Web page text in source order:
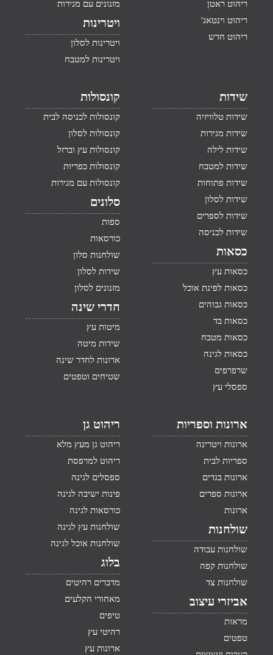
ריהוט ראטן
ריהוט וינטאג'
ריהוט חדש
מזנונים עם מגירות
ויטרינות
ויטרינות לסלון
ויטרינות למטבח
שידות
שידות טלוויזיה
שידות מגירות
שידות לילה
שידות למטבח
שידות פתוחות
שידות לסלון
שידות לספרים
שידות לכניסה
כסאות
כסאות עץ
כסאות לפינת אוכל
כסאות גבוהים
כסאות בד
כסאות מטבח
כסאות לגינה
שרפרפים
ספסלי עץ
קונסולות
קונסולות לכניסה לבית
קונסולות לסלון
קונסולות עץ וברזל
קונסולות כפריות
קונסולות עם מגירות
סלונים
ספות
כורסאות
שולחנות סלון
שידות לסלון
מזנונים לסלון
חדרי שינה
מיטות עץ
שידות מיטה
ארונות לחדר שינה
שטיחים וטפטים
ארונות וספריות
ארונות ויטרינה
ספריות לבית
ארונות בגדים
ארונות ספרים
ארונות
שולחנות
שולחנות עבודה
שולחנות קפה
שולחנות צד
אביזרי עיצוב
מראות
טפטים
ריהוט גן
ריהוט גן מעץ מלא
ריהוט למרפסת
ספסלים לגינה
פינות ישיבה לגינה
כורסאות לגינה
שולחנות עץ לגינה
שולחנות אוכל לגינה
בלוג
מדברים רהיטים
מאחורי הקלעים
טיפים
רהיטי עץ
ארונות עץ